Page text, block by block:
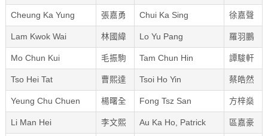
Cheung Ka Yung 張嘉勇 Chui Ka Sing 徐嘉聲
Lam Kwok Wai 林國緯 Lo Yu Pang 羅羽鵬
Mo Chun Kui 毛振駒 Tam Chun Hin 譚駿軒
Tso Hei Tat 曹熙達 Tsoi Ho Yin 蔡皓然
Yeung Chu Chuen 楊曙全 Fong Tsz San 方梓燊
Li Man Hei 李文熙 Au Ka Ho, Patrick 區嘉豪